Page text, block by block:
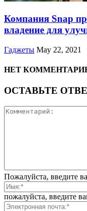
Компания Snap
владение для
Гаджеты May 22, 2021
НЕТ
ОСТАВЬТЕ
Пожалуйста, введите
пожалуйста, введите